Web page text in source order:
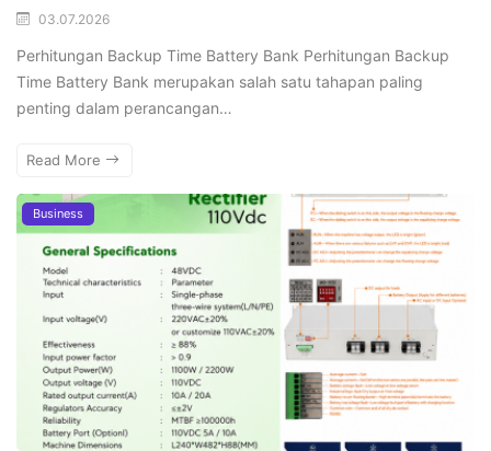
03.07.2026
Perhitungan Backup Time Battery Bank Perhitungan Backup
Time Battery Bank merupakan salah satu tahapan paling
penting dalam perancangan…
Read More
Business